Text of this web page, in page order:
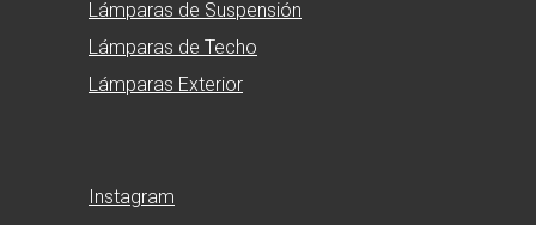
Lámparas de Suspensión
Lámparas de Techo
Lámparas Exterior
Instagram